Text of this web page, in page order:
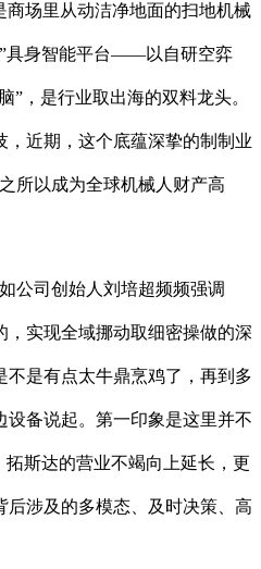
商场里从动洁净地面的扫地机械
”具身智能平台——以自研空弈
”，是行业取出海的双料龙头。
近期，这个底蕴深挚的制制业
所以成为全球机械人财产高
司创始人刘培超频频强调
，实现全域挪动取细密操做的深
不是有点太牛鼎烹鸡了，再到多
设备说起。第一印象是这里并不
斯达的营业不竭向上延长，更
涉及的多模态、及时决策、高